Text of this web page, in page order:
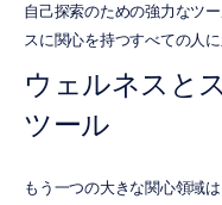
自己探索のための強力なツー
スに関心を持つすべての人
ウェルネスと
ツール
もう一つの大きな関心領域